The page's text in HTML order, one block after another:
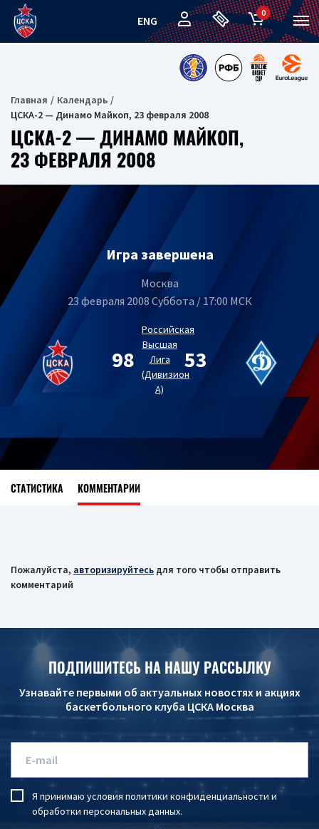
ENG
0
Главная
Календарь
ЦСКА-2 — Динамо Майкоп, 23 февраля 2008
ЦСКА-2 — ДИНАМО МАЙКОП,
23 ФЕВРАЛЯ 2008
Игра завершена
Москва
23 февраля 2008 Суббота / 17:00 МСК
98
Российская
Высшая
Лига
(Дивизион
А)
53
СТАТИСТИКА КОММЕНТАРИИ
Пожалуйста, авторизируйтесь для того чтобы отправить
комментарий
ПОДПИШИТЕСЬ НА НАШУ РАССЫЛКУ
Узнавайте первыми об актуальных новостях и акциях
баскетбольного клуба ЦСКА Москва
Я принимаю условия политики конфиденциальности и
обработки персональных данных.